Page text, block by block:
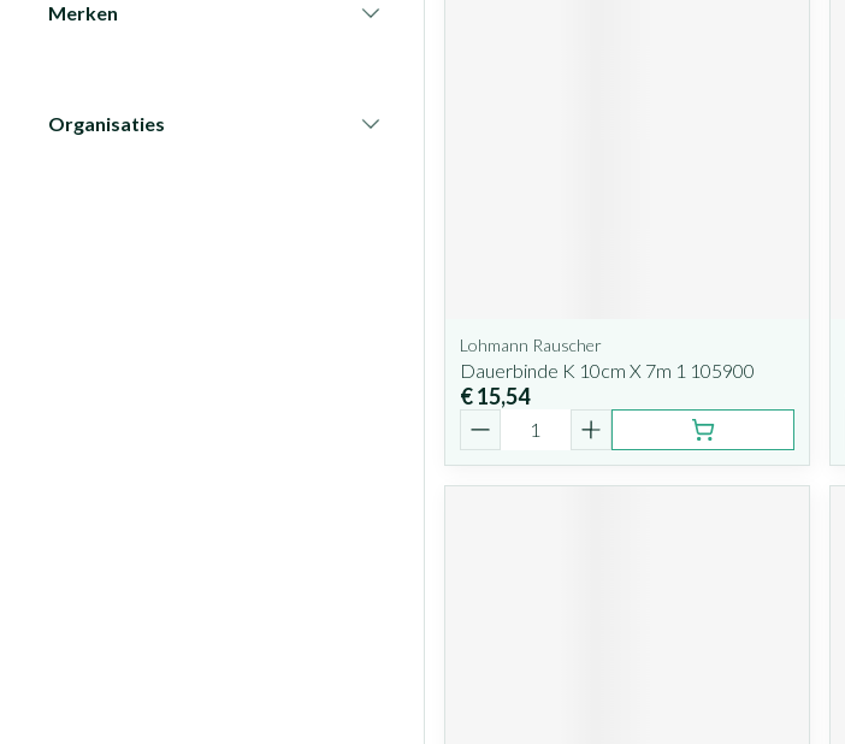
Merken
Organisaties
Lohmann Rauscher
Dauerbinde K 10cm X 7m 1 105900
€ 15,54